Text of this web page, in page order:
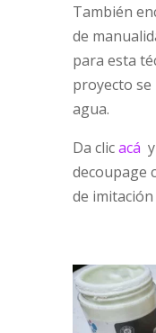
También
de
para esta
proyecto
agua.
Da clicacá
decoupage
de